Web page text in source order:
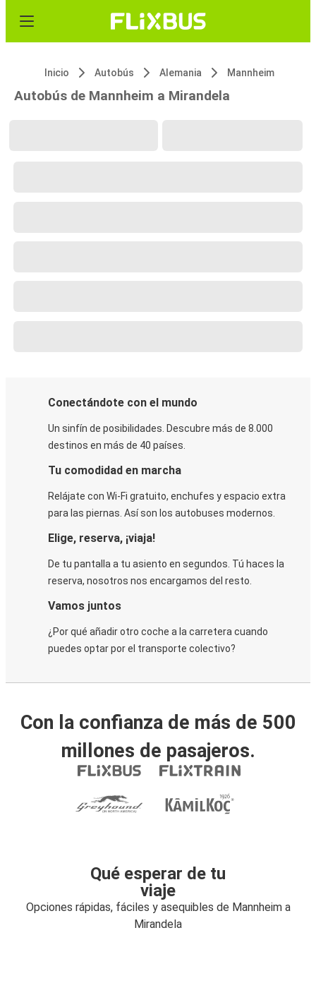
Inicio Autobús Alemania Mannheim
Autobús de Mannheim a Mirandela
Conectándote con el mundo
Un sinfín de posibilidades. Descubre más de 8.000
destinos en más de 40 países.
Tu comodidad en marcha
Relájate con Wi-Fi gratuito, enchufes y espacio extra
para las piernas. Así son los autobuses modernos.
Elige, reserva, ¡viaja!
De tu pantalla a tu asiento en segundos. Tú haces la
reserva, nosotros nos encargamos del resto.
Vamos juntos
¿Por qué añadir otro coche a la carretera cuando
puedes optar por el transporte colectivo?
Con la confianza de más de 500
millones de pasajeros.
Qué esperar de tu
viaje
Opciones rápidas, fáciles y asequibles de Mannheim a
Mirandela